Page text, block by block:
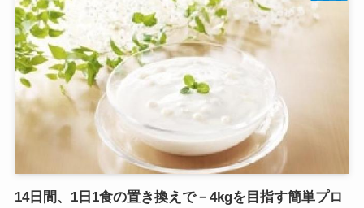
14日間、1日1食の置き換えで－4kgを目指す簡単プロ